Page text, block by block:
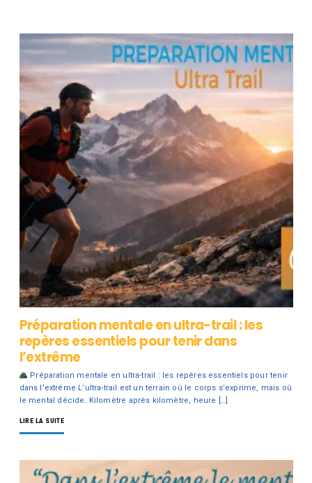
Préparation mentale en ultra-trail : les
repères essentiels pour tenir dans
l’extrême
Préparation mentale en ultra-trail : les repères essentiels pour tenir
dans l’extrême L’ultra-trail est un terrain où le corps s’exprime, mais où
le mental décide. Kilomètre après kilomètre, heure […]
LIRE LA SUITE